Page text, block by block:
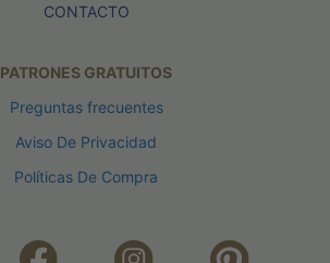
CONTACTO
PATRONES GRATUITOS
Preguntas frecuentes
Aviso De Privacidad
Políticas De Compra